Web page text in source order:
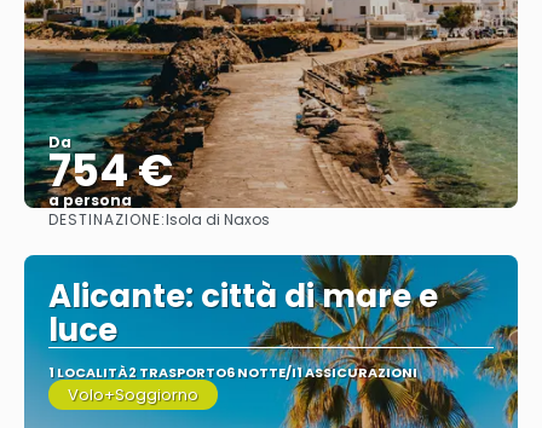
Da
754 €
a persona
Vedere
DESTINAZIONE:Isola di Naxos
Alicante: città di mare e
luce
1 LOCALITÀ2 TRASPORTO6 NOTTE/I1 ASSICURAZIONI
Volo+Soggiorno